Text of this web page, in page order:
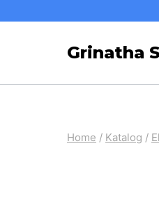
Grinatha
Home / Katalog /